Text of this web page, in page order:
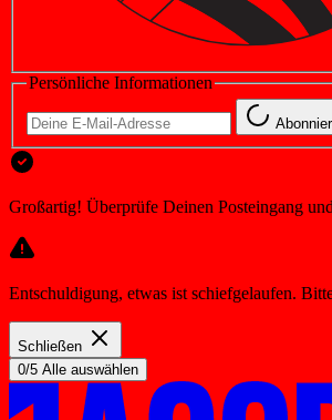
Persönliche Informationen
Großartig! Überprüfe Deinen Posteingang
Entschuldigung, etwas ist schiefgelaufen.
Schließen
0/5 Alle auswählen